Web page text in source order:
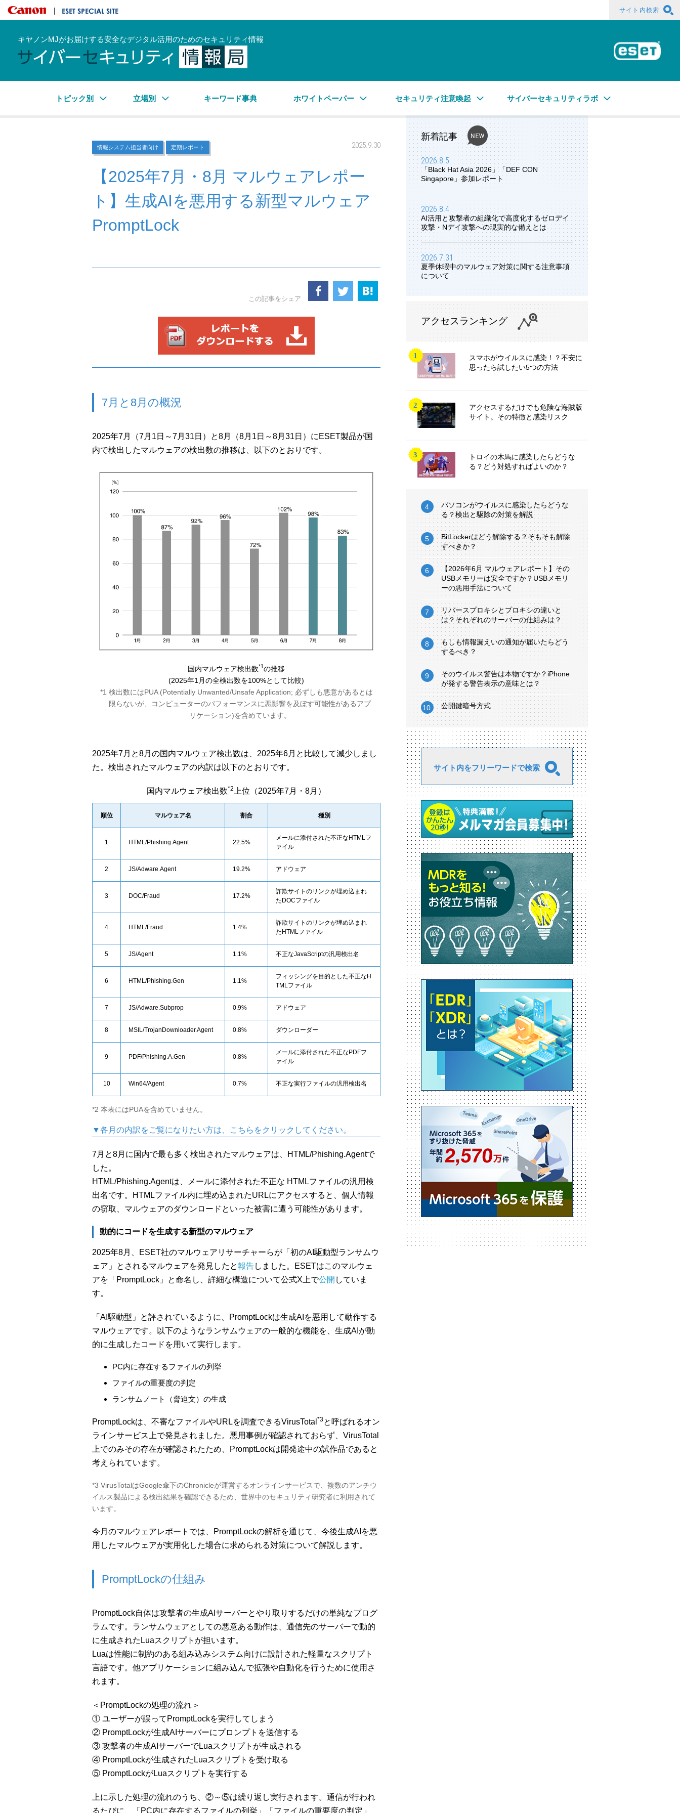
キヤノンマーケティングジャパン株式会社 サイト内検索
キヤノンMJがお届けする安全なデジタル活用のためのセキュリティ情報
トピック別 立場別 キーワード事典 ホワイトペーパー セキュリティ注意喚起 サイバーセキュリティラボ
情報システム担当者向け 定期レポート 2025.9.30
【2025年7月・8月 マルウェアレポー
ト】生成AIを悪用する新型マルウェア
PromptLock
この記事をシェア
7月と8月の概況
2025年7月（7月1日～7月31日）と8月（8月1日～8月31日）にESET製品が国
内で検出したマルウェアの検出数の推移は、以下のとおりです。
国内マルウェア検出数*1の推移
(2025年1月の全検出数を100%として比較)
*1 検出数にはPUA (Potentially Unwanted/Unsafe Application; 必ずしも悪意があるとは
限らないが、コンピューターのパフォーマンスに悪影響を及ぼす可能性があるアプ
リケーション)を含めています。
2025年7月と8月の国内マルウェア検出数は、2025年6月と比較して減少しまし
た。検出されたマルウェアの内訳は以下のとおりです。
国内マルウェア検出数*2 上位（2025年7月・8月）
順位 マルウェア名 割合 種別
1 HTML/Phishing.Agent 22.5%
メールに添付された不正なHTMLフ
ァイル
2 JS/Adware.Agent 19.2% アドウェア
3 DOC/Fraud 17.2%
詐欺サイトのリンクが埋め込まれ
たDOCファイル
4 HTML/Fraud 1.4%
詐欺サイトのリンクが埋め込まれ
たHTMLファイル
5 JS/Agent 1.1% 不正なJavaScriptの汎用検出名
6 HTML/Phishing.Gen 1.1%
フィッシングを目的とした不正なH
TMLファイル
7 JS/Adware.Subprop 0.9% アドウェア
8 MSIL/TrojanDownloader.Agent 0.8% ダウンローダー
9 PDF/Phishing.A.Gen 0.8%
メールに添付された不正なPDFフ
ァイル
10 Win64/Agent 0.7% 不正な実行ファイルの汎用検出名
*2 本表にはPUAを含めていません。
▼各月の内訳をご覧になりたい方は、こちらをクリックしてください。
7月と8月に国内で最も多く検出されたマルウェアは、HTML/Phishing.Agentで
した。
HTML/Phishing.Agentは、メールに添付された不正な HTMLファイルの汎用検
出名です。HTMLファイル内に埋め込まれたURLにアクセスすると、個人情報
の窃取、マルウェアのダウンロードといった被害に遭う可能性があります。
動的にコードを生成する新型のマルウェア
2025年8月、ESET社のマルウェアリサーチャーらが「初のAI駆動型ランサムウ
ェア」とされるマルウェアを発見したと報告しました。ESETはこのマルウェ
アを「PromptLock」と命名し、詳細な構造について公式X上で公開 していま
す。
「AI駆動型」と評されているように、PromptLockは生成AIを悪用して動作する
マルウェアです。以下のようなランサムウェアの一般的な機能を、生成AIが動
的に生成したコードを用いて実行します。
PC内に存在するファイルの列挙
ファイルの重要度の判定
ランサムノート（脅迫文）の生成
PromptLockは、不審なファイルやURLを調査できるVirusTotal *3と呼ばれるオン
ラインサービス上で発見されました。悪用事例が確認されておらず、VirusTotal
上でのみその存在が確認されたため、PromptLockは開発途中の試作品であると
考えられています。
*3 VirusTotalはGoogle傘下のChronicleが運営するオンラインサービスで、複数のアンチウ
イルス製品による検出結果を確認できるため、世界中のセキュリティ研究者に利用されて
います。
今月のマルウェアレポートでは、PromptLockの解析を通じて、今後生成AIを悪
用したマルウェアが実用化した場合に求められる対策について解説します。
PromptLockの仕組み
PromptLock自体は攻撃者の生成AIサーバーとやり取りするだけの単純なプログ
ラムです。ランサムウェアとしての悪意ある動作は、通信先のサーバーで動的
に生成されたLuaスクリプトが担います。
Luaは性能に制約のある組み込みシステム向けに設計された軽量なスクリプト
言語です。他アプリケーションに組み込んで拡張や自動化を行うために使用さ
れます。
＜PromptLockの処理の流れ＞
① ユーザーが誤ってPromptLockを実行してしまう
② PromptLockが生成AIサーバーにプロンプトを送信する
③ 攻撃者の生成AIサーバーでLuaスクリプトが生成される
④ PromptLockが生成されたLuaスクリプトを受け取る
⑤ PromptLockがLuaスクリプトを実行する
上に示した処理の流れのうち、②～⑤は繰り返し実行されます。通信が行われ
るたびに、「PC内に存在するファイルの列挙」「ファイルの重要度の判定」
新着記事
2026.8.5
「Black Hat Asia 2026」「DEF CON
Singapore」参加レポート
2026.8.4
AI活用と攻撃者の組織化で高度化するゼロデイ
攻撃・Nデイ攻撃への現実的な備えとは
2026.7.31
夏季休暇中のマルウェア対策に関する注意事項
について
アクセスランキング
スマホがウイルスに感染！？不安に
思ったら試したい5つの方法
アクセスするだけでも危険な海賊版
サイト。その特徴と感染リスク
トロイの木馬に感染したらどうな
る？どう対処すればよいのか？
パソコンがウイルスに感染したらどうな
る？検出と駆除の対策を解説
BitLockerはどう解除する？そもそも解除
すべきか？
【2026年6月 マルウェアレポート】その
USBメモリーは安全ですか？USBメモリ
ーの悪用手法について
リバースプロキシとプロキシの違いと
は？それぞれのサーバーの仕組みは？
もしも情報漏えいの通知が届いたらどう
するべき？
そのウイルス警告は本物ですか？iPhone
が発する警告表示の意味とは？
公開鍵暗号方式
サイト内をフリーワードで検索